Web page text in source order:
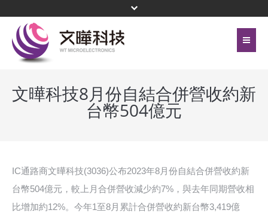
代理產品線
公司治理
聯絡我們
隱私權保護政策
頁尾選單
文曄科技8月份自結合併營收約新
台幣504億元
IC通路商文曄科技(3036)公布2023年8月份自結合併營收約新
台幣504億元，較上月合併營收減少約7%，與去年同期營收相
比增加約12%。今年1至8月累計合併營收約新台幣3,419億